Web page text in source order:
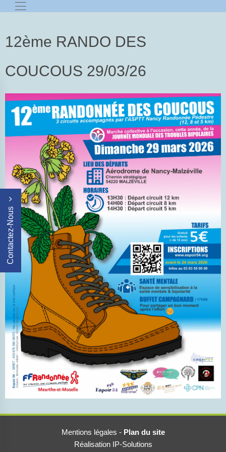
Contactez-Nous
12ème RANDO DES
COUCOUS 29/03/26
Mentions légales - Plan du site
Réalisation IP-Solutions